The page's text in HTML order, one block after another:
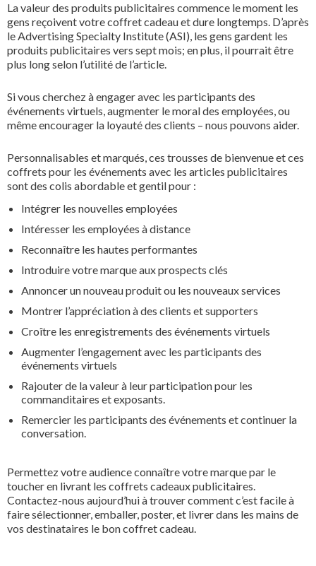
La valeur des produits publicitaires commence le moment les
gens reçoivent votre coffret cadeau et dure longtemps. D’après
le Advertising Specialty Institute (ASI), les gens gardent les
produits publicitaires vers sept mois; en plus, il pourrait être
plus long selon l’utilité de l’article.
Si vous cherchez à engager avec les participants des
événements virtuels, augmenter le moral des employées, ou
même encourager la loyauté des clients – nous pouvons aider.
Personnalisables et marqués, ces trousses de bienvenue et ces
coffrets pour les événements avec les articles publicitaires
sont des colis abordable et gentil pour :
Intégrer les nouvelles employées
Intéresser les employées à distance
Reconnaître les hautes performantes
Introduire votre marque aux prospects clés
Annoncer un nouveau produit ou les nouveaux services
Montrer l’appréciation à des clients et supporters
Croître les enregistrements des événements virtuels
Augmenter l’engagement avec les participants des
événements virtuels
Rajouter de la valeur à leur participation pour les
commanditaires et exposants.
Remercier les participants des événements et continuer la
conversation.
Permettez votre audience connaître votre marque par le
toucher en livrant les coffrets cadeaux publicitaires.
Contactez-nous aujourd’hui à trouver comment c’est facile à
faire sélectionner, emballer, poster, et livrer dans les mains de
vos destinataires le bon coffret cadeau.